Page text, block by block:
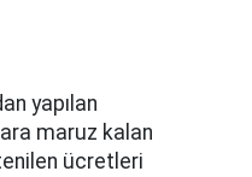
yapılan
maruz kalan
ücretleri